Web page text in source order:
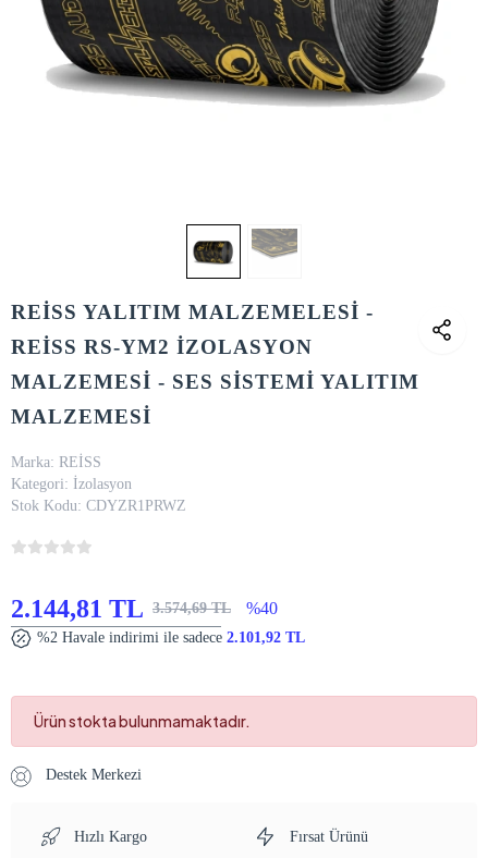
REİSS YALITIM MALZEMELESİ -
REİSS RS-YM2 İZOLASYON
MALZEMESİ - SES SİSTEMİ YALITIM
MALZEMESİ
Marka: REİSS
Kategori: İzolasyon
Stok Kodu: CDYZR1PRWZ
2.144,81 TL 3.574,69 TL %40
%2 Havale indirimi ile sadece 2.101,92 TL
Ürün stokta bulunmamaktadır.
Destek Merkezi
Hızlı Kargo Fırsat Ürünü